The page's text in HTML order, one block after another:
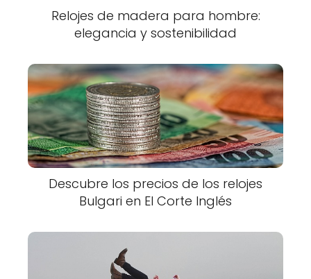
Relojes de madera para hombre:
elegancia y sostenibilidad
Descubre los precios de los relojes
Bulgari en El Corte Inglés